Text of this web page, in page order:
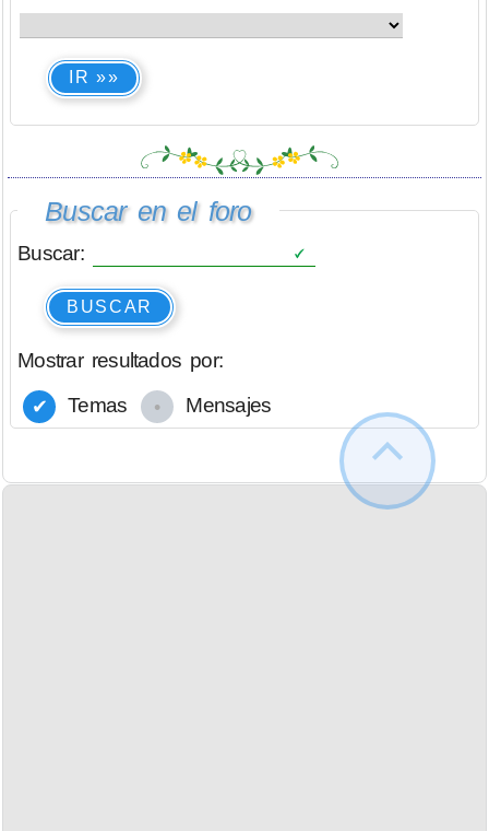
IR »»
Buscar en el foro
Buscar:
BUSCAR
Mostrar resultados por:
Temas
Mensajes